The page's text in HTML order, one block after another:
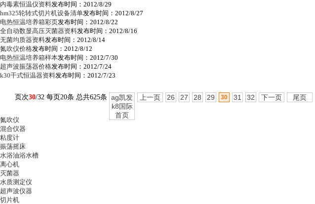
内毒素恒温仪资料发布时间：2012/8/29
hm325轮转式切片机设备清单发布时间：2012/8/27
电热恒温培养箱彩页发布时间：2012/8/22
全自动数显高压灭菌器资料发布时间：2012/8/16
无菌均质器资料发布时间：2012/8/14
氮吹仪价格发布时间：2012/8/12
电热恒温培养箱样本发布时间：2012/7/30
超声波振荡器价格发布时间：2012/7/24
k30干式恒温器资料发布时间：2012/7/23
页次30/32 每页20条 总共625条 ag凯发
k8国际
首页
上一页 26 27 28 29 30 31 32 下一页 尾页
氮吹仪
混合仪器
粘度计
振荡摇床
水浴油浴水槽
离心机
灭菌器
水质测定仪
超声波仪器
切片机